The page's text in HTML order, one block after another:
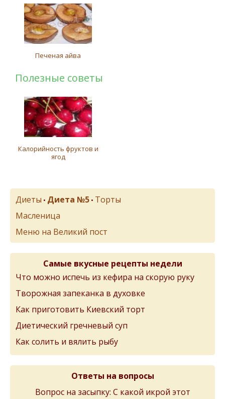
Печеная айва
Полезные советы
Калорийность фруктов и
ягод
Диеты • Диета №5 • Торты
Масленица
Меню на Великий пост
Самые вкусные рецепты недели
Что можно испечь из кефира на скорую руку
Творожная запеканка в духовке
Как приготовить Киевский торт
Диетический гречневый суп
Как солить и вялить рыбу
Ответы на вопросы
Вопрос на засыпку: С какой икрой этот